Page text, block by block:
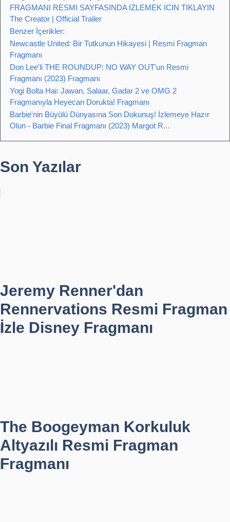
FRAGMANI RESMI SAYFASINDA IZLEMEK ICIN TIKLAYIN
The Creator | Official Trailer
Benzer İçerikler:
Newcastle United: Bir Tutkunun Hikayesi | Resmi Fragman
Fragmanı
Don Lee'li THE ROUNDUP: NO WAY OUT'un Resmi
Fragmanı (2023) Fragmanı
Yogi Bolta Hai: Jawan, Salaar, Gadar 2 ve OMG 2
Fragmanıyla Heyecan Dorukta! Fragmanı
Barbie'nin Büyülü Dünyasına Son Dokunuş! İzlemeye Hazır
Olun - Barbie Final Fragmanı (2023) Margot R...
Son Yazılar
Jeremy Renner'dan
Rennervations Resmi Fragman
İzle Disney Fragmanı
The Boogeyman Korkuluk
Altyazılı Resmi Fragman
Fragmanı